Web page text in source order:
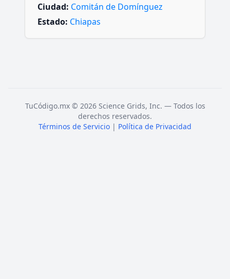
Ciudad: Comitán de Domínguez
Estado: Chiapas
TuCódigo.mx © 2026 Science Grids, Inc. — Todos los
derechos reservados.
Términos de Servicio | Política de Privacidad